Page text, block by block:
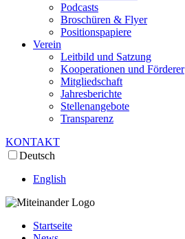
Podcasts
Broschüren & Flyer
Positionspapiere
Verein
Leitbild und Satzung
Kooperationen und Förderer
Mitgliedschaft
Jahresberichte
Stellenangebote
Transparenz
KONTAKT
Deutsch
English
Startseite